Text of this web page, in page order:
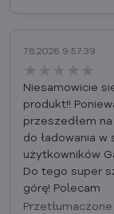
7.8.2026 9:57.39
Niesamowicie
produkt!!
przeszedłem
do ładowania
użytkowników
Do tego super
górę! Polecam